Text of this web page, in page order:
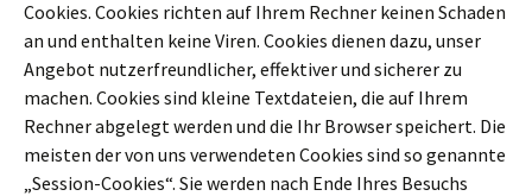
Cookies. Cookies richten auf Ihrem Rechner keinen Schaden
an und enthalten keine Viren. Cookies dienen dazu, unser
Angebot nutzerfreundlicher, effektiver und sicherer zu
machen. Cookies sind kleine Textdateien, die auf Ihrem
Rechner abgelegt werden und die Ihr Browser speichert. Die
meisten der von uns verwendeten Cookies sind so genannte
„Session-Cookies“. Sie werden nach Ende Ihres Besuchs